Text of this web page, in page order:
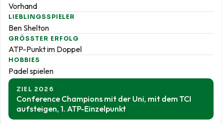
Vorhand
LIEBLINGSSPIELER
Ben Shelton
GRÖSSTER ERFOLG
ATP-Punkt im Doppel
HOBBIES
Padel spielen
ZIEL 2026
Conference Champions mit der Uni, mit dem TCI
aufsteigen, 1. ATP-Einzelpunkt